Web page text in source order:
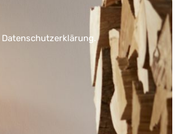
Datenschutzerklärung.